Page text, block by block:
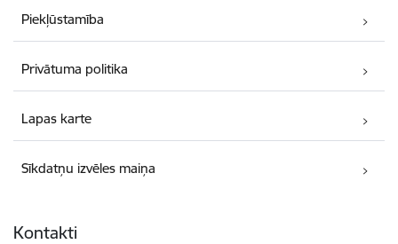
Piekļūstamība
Privātuma politika
Lapas karte
Sīkdatņu izvēles maiņa
Kontakti